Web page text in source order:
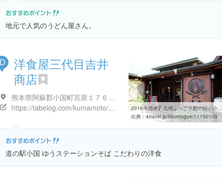
地元で人気のうどん屋さん。
D
洋食屋三代目吉井
商店
熊本県阿蘇郡小国町宮原１７６０-３
https://tabelog.com/kumamoto/A4302/A430203/43004652/
2016年熊本】九州ふっこう割で行く小国・阿蘇1/2 小国編』 [黒川温泉 ...
出典： 4travel.jp/travelogue/11190109
道の駅小国 ゆうステーションそば こだわりの洋食